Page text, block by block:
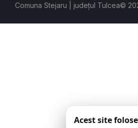
Comuna Stejaru | județul Tulcea©
Acest site